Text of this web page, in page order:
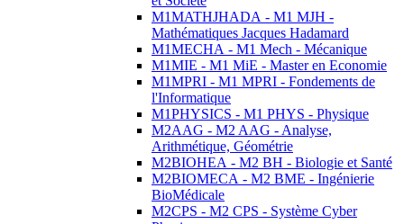
M1MATHJHADA - M1 MJH -
Mathématiques Jacques Hadamard
M1MECHA - M1 Mech - Mécanique
M1MIE - M1 MiE - Master en Economie
M1MPRI - M1 MPRI - Fondements de
l'Informatique
M1PHYSICS - M1 PHYS - Physique
M2AAG - M2 AAG - Analyse,
Arithmétique, Géométrie
M2BIOHEA - M2 BH - Biologie et Santé
M2BIOMECA - M2 BME - Ingénierie
BioMédicale
M2CPS - M2 CPS - Système Cyber